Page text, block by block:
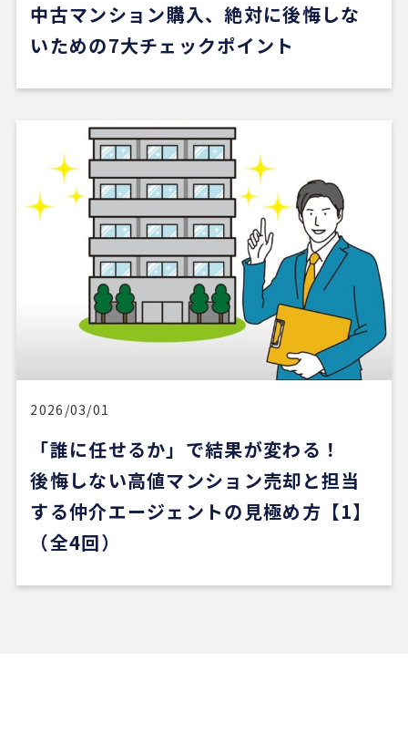
中古マンション購入、絶対に後悔しな
いための7大チェックポイント
2026/03/01
「誰に任せるか」で結果が変わる！
後悔しない高値マンション売却と担当
する仲介エージェントの見極め方【1】
（全4回）